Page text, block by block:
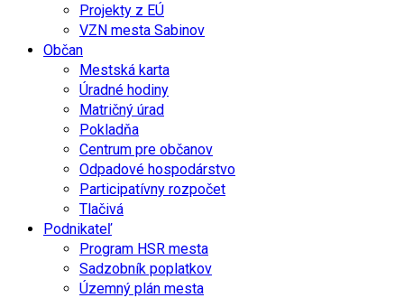
Projekty z EÚ
VZN mesta Sabinov
Občan
Mestská karta
Úradné hodiny
Matričný úrad
Pokladňa
Centrum pre občanov
Odpadové hospodárstvo
Participatívny rozpočet
Tlačivá
Podnikateľ
Program HSR mesta
Sadzobník poplatkov
Územný plán mesta